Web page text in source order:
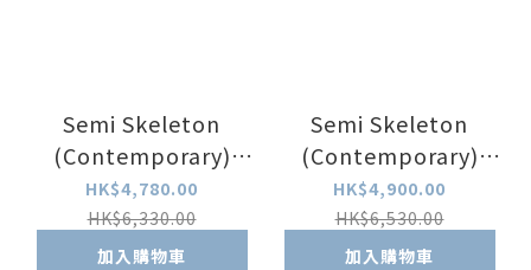
Semi Skeleton
(Contemporary)
Blue Dial Leather
Strap
HK$4,780.00
HK$6,330.00
加入購物車
Semi Skeleton
(Contemporary)
Green Dial
HK$4,900.00
HK$6,530.00
加入購物車